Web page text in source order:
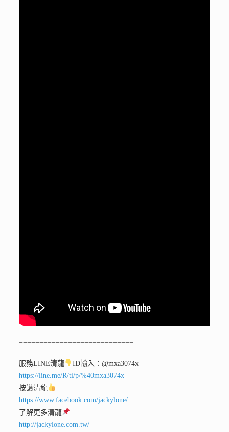
============================
服務LINE清龍
ID輸入：@mxa3074x
https://line.me/R/ti/p/%40mxa3074x
按讚清龍
https://www.facebook.com/jackylone/
了解更多清龍
http://jackylone.com.tw/